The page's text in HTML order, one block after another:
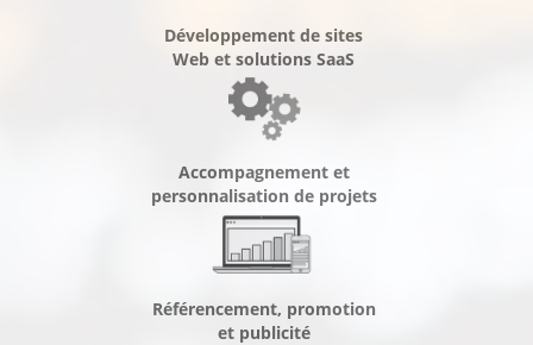
Développement de sites
Web et solutions SaaS
Accompagnement et
personnalisation de projets
Référencement, promotion
et publicité